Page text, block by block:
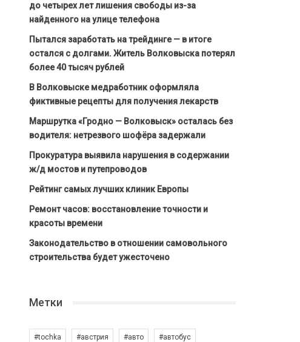
до четырех лет лишения свободы из-за
найденного на улице телефона
Пытался заработать на трейдинге — в итоге
остался с долгами. Житель Волковыска потерял
более 40 тысяч рублей
В Волковыске медработник оформляла
фиктивные рецепты для получения лекарств
Маршрутка «Гродно — Волковыск» осталась без
водителя: нетрезвого шофёра задержали
Прокуратура выявила нарушения в содержании
ж/д мостов и путепроводов
Рейтинг самых лучших клиник Европы
Ремонт часов: восстановление точности и
красоты времени
Законодательство в отношении самовольного
строительства будет ужесточено
Метки
#tochka #австрия #авто #автобус